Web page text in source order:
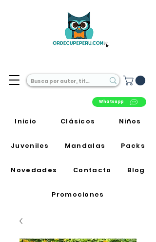
Whatsapp
Inicio Clásicos Niños
Juveniles Mandalas Packs
Novedades Contacto Blog
Promociones